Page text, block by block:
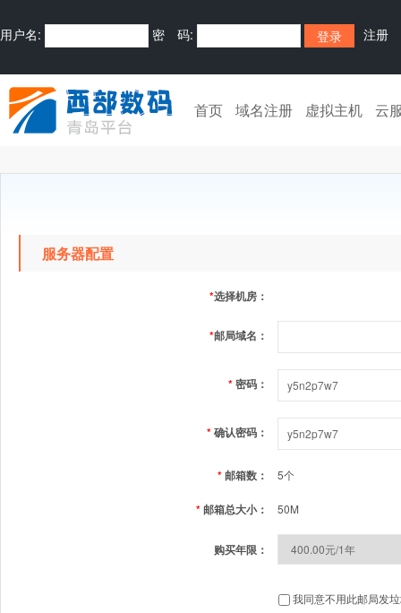
用户名: 密 码: 注册
首页 域名注册 虚拟主机 云
服务器配置
*选择机房：
*邮局域名：
*密码：
*确认密码：
*邮箱数： 5个
*邮箱总大小： 50M
购买年限：
我同意不用此邮局发